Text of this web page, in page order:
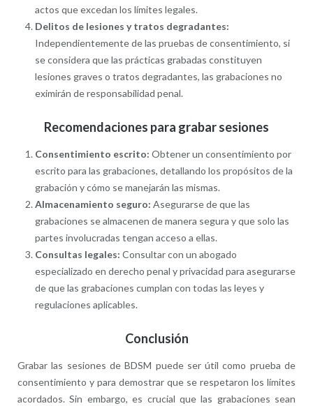
actos que excedan los límites legales.
Delitos de lesiones y tratos degradantes:
Independientemente de las pruebas de consentimiento, si
se considera que las prácticas grabadas constituyen
lesiones graves o tratos degradantes, las grabaciones no
eximirán de responsabilidad penal.
Recomendaciones para grabar sesiones
Consentimiento escrito: Obtener un consentimiento por
escrito para las grabaciones, detallando los propósitos de la
grabación y cómo se manejarán las mismas.
Almacenamiento seguro: Asegurarse de que las
grabaciones se almacenen de manera segura y que solo las
partes involucradas tengan acceso a ellas.
Consultas legales: Consultar con un abogado
especializado en derecho penal y privacidad para asegurarse
de que las grabaciones cumplan con todas las leyes y
regulaciones aplicables.
Conclusión
Grabar las sesiones de BDSM puede ser útil como prueba de
consentimiento y para demostrar que se respetaron los límites
acordados. Sin embargo, es crucial que las grabaciones sean